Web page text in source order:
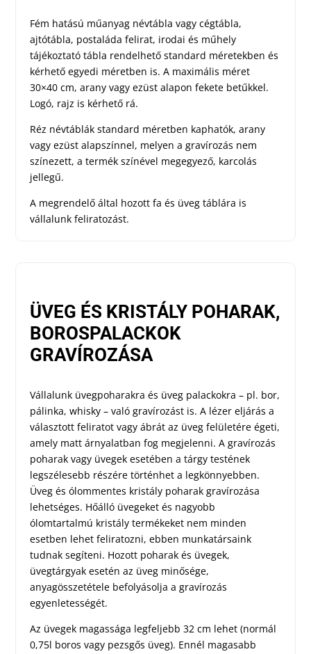
Fém hatású műanyag névtábla vagy cégtábla,
ajtótábla, postaláda felirat, irodai és műhely
tájékoztató tábla rendelhető standard méretekben és
kérhető egyedi méretben is. A maximális méret
30×40 cm, arany vagy ezüst alapon fekete betűkkel.
Logó, rajz is kérhető rá.
Réz névtáblák standard méretben kaphatók, arany
vagy ezüst alapszínnel, melyen a gravírozás nem
színezett, a termék színével megegyező, karcolás
jellegű.
A megrendelő által hozott fa és üveg táblára is
vállalunk feliratozást.
ÜVEG ÉS KRISTÁLY POHARAK,
BOROSPALACKOK
GRAVÍROZÁSA
Vállalunk üvegpoharakra és üveg palackokra – pl. bor,
pálinka, whisky – való gravírozást is. A lézer eljárás a
választott feliratot vagy ábrát az üveg felületére égeti,
amely matt árnyalatban fog megjelenni. A gravírozás
poharak vagy üvegek esetében a tárgy testének
legszélesebb részére történhet a legkönnyebben.
Üveg és ólommentes kristály poharak gravírozása
lehetséges. Hőálló üvegeket és nagyobb
ólomtartalmú kristály termékeket nem minden
esetben lehet feliratozni, ebben munkatársaink
tudnak segíteni. Hozott poharak és üvegek,
üvegtárgyak esetén az üveg minősége,
anyagösszetétele befolyásolja a gravírozás
egyenletességét.
Az üvegek magassága legfeljebb 32 cm lehet (normál
0,75l boros vagy pezsgős üveg). Ennél magasabb